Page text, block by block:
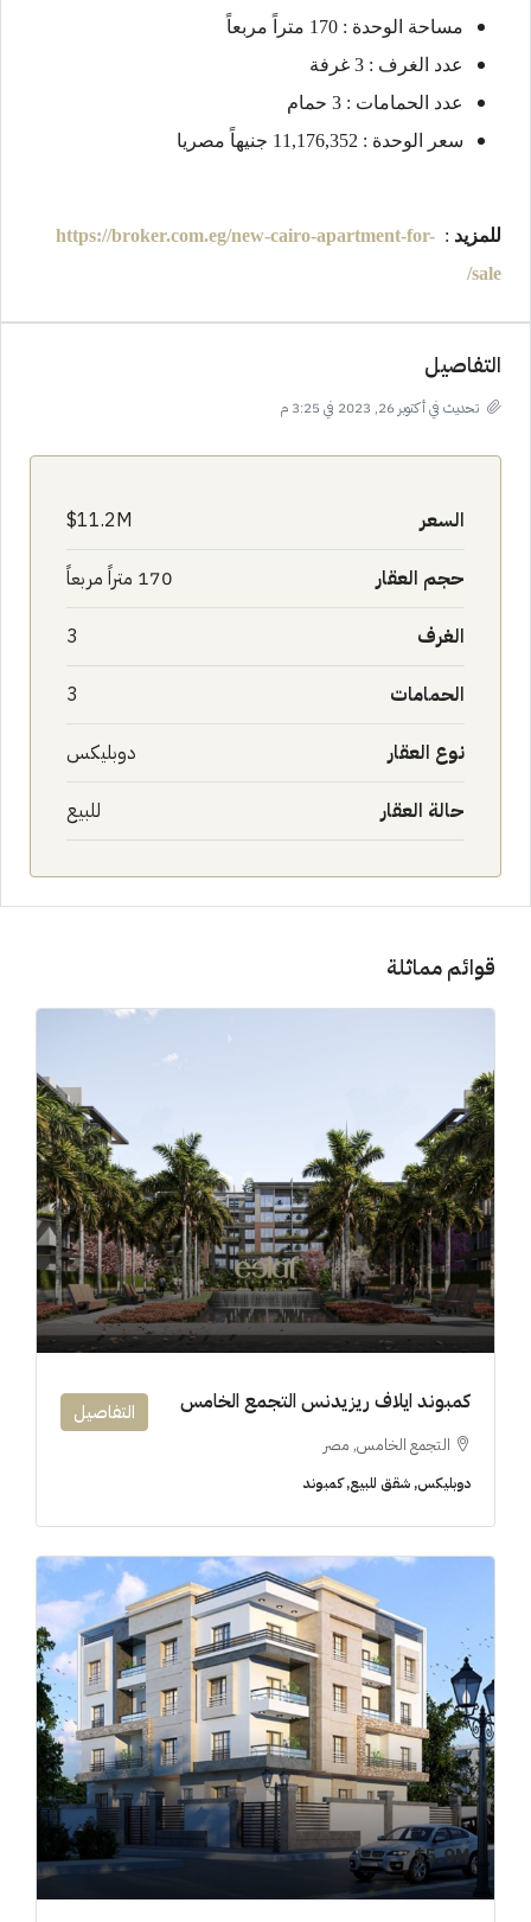
مساحة الوحدة : 170 متراً مربعاً
عدد الغرف : 3 غرفة
عدد الحمامات : 3 حمام
سعر الوحدة : 11,176,352 جنيهاً مصريا
للمزيد :
https://broker.com.eg/new-cairo-apartment-for-
sale/
التفاصيل
تحديث في أكتوبر 26, 2023 في 3:25 م
السعر 11.2M$
حجم العقار 170 متراً مربعاً
الغرف 3
الحمامات 3
نوع العقار دوبليكس
حالة العقار للبيع
قوائم مماثلة
6M$
كمبوند ايلاف ريزيدنس التجمع الخامس
التجمع الخامس, مصر
دوبليكس, شقق للبيع, كمبوند
التفاصيل
5.9M$